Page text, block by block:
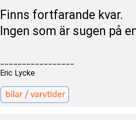
Finns fortfarande kvar.
Ingen som är sugen på
Eric Lycke